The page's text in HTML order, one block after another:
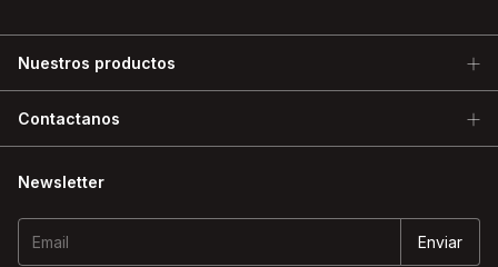
Nuestros productos
Contactanos
Newsletter